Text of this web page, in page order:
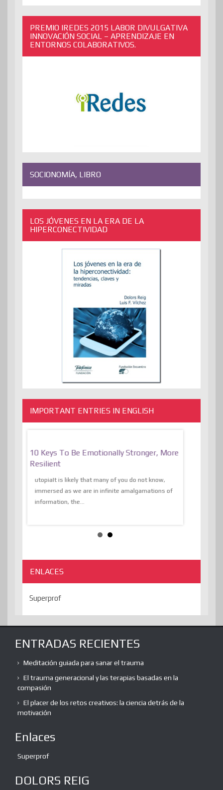
PREMIO IREDES 2015 LABOR DIVULGATIVA
INNOVACIÓN SOCIAL – APRENDIZAJE EN
ENTORNOS COLABORATIVOS.
SOCIONOMÍA, LIBRO
LOS JÓVENES EN LA ERA DE LA
HIPERCONECTIVIDAD
IMPORTANT ENTRIES IN ENGLISH
10 Keys To Be Emotionally Stronger, More
Resilient
utopiaIt is likely that many of you do not know,
immersed as we are in infinite amalgamations of
information, the...
ENLACES
Superprof
ENTRADAS RECIENTES
Meditación guiada para sanar el trauma
El trauma generacional y las terapias basadas en la
compasión
El placer de los retos creativos: la ciencia detrás de la
motivación
Enlaces
Superprof
DOLORS REIG